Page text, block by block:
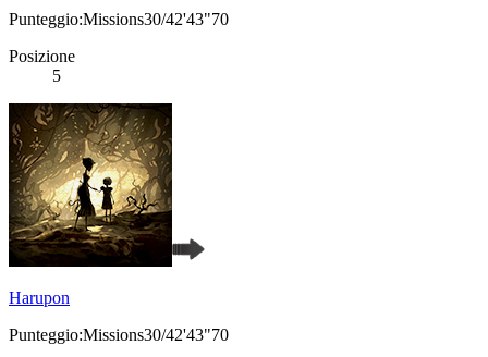
Punteggio:Missions30/42'43"70
Posizione
5
Harupon
Punteggio:Missions30/42'43"70